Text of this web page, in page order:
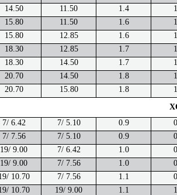
14.50 11.50 1.4
15.80 11.50 1.6
15.80 12.85 1.6
18.30 12.85 1.7
18.30 14.50 1.7
20.70 14.50 1.8
20.70 15.80 1.8
7/ 6.42 7/ 5.10 0.9
7/ 7.56 7/ 5.10 0.9
19/ 9.00 7/ 6.42 1.0
19/ 9.00 7/ 7.56 1.0
10.70 7/ 7.56 1.1
10.70 19/ 9.00 1.1